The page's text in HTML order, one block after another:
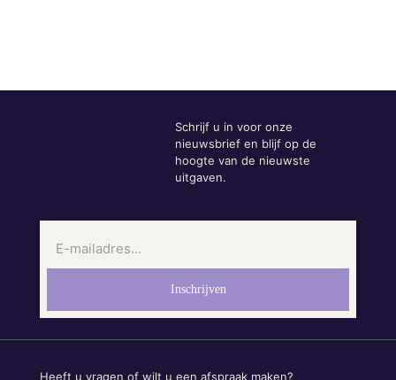
Schrijf u in voor onze
nieuwsbrief en blijf op de
hoogte van de nieuwste
uitgaven.
Heeft u vragen of wilt u een afspraak maken?